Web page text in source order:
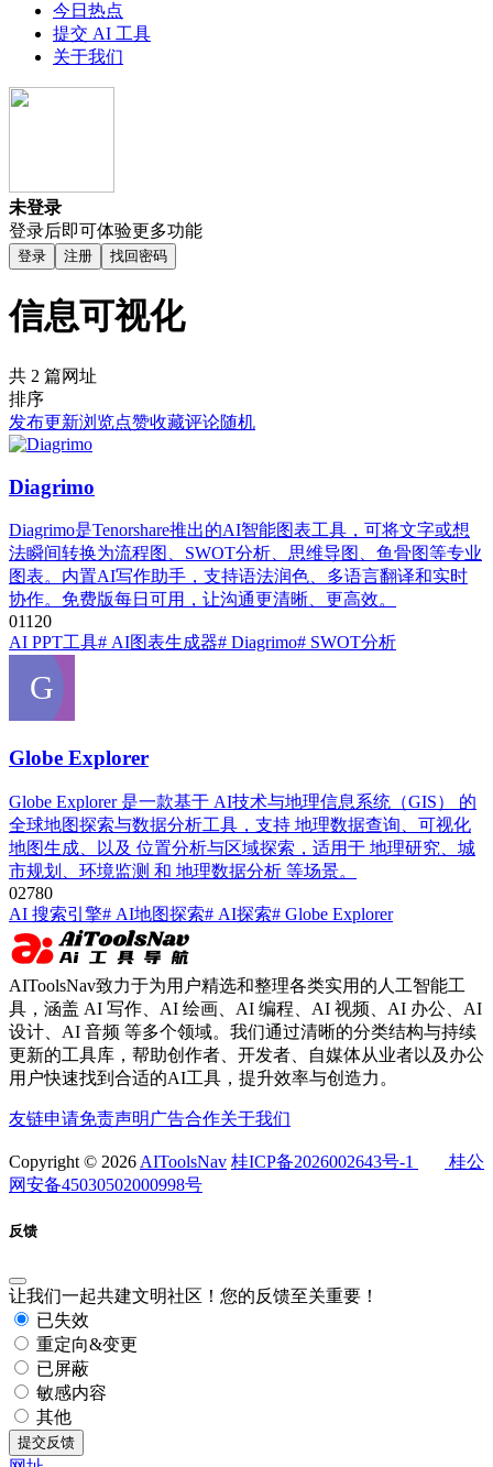
今日热点
提交 AI 工具
关于我们
未登录
登录后即可体验更多功能
登录 注册 找回密码
信息可视化
共 2 篇网址
排序
发布更新浏览点赞收藏评论随机
Diagrimo
Diagrimo是Tenorshare推出的AI智能图表工具，可将文字或想
法瞬间转换为流程图、SWOT分析、思维导图、鱼骨图等专业
图表。内置AI写作助手，支持语法润色、多语言翻译和实时
协作。免费版每日可用，让沟通更清晰、更高效。
01120
AI PPT工具# AI图表生成器# Diagrimo# SWOT分析
Globe Explorer
Globe Explorer 是一款基于 AI技术与地理信息系统（GIS） 的
全球地图探索与数据分析工具，支持 地理数据查询、可视化
地图生成、以及 位置分析与区域探索，适用于 地理研究、城
市规划、环境监测 和 地理数据分析 等场景。
02780
AI 搜索引擎# AI地图探索# AI探索# Globe Explorer
AIToolsNav致力于为用户精选和整理各类实用的人工智能工
具，涵盖 AI 写作、AI 绘画、AI 编程、AI 视频、AI 办公、AI
设计、AI 音频 等多个领域。我们通过清晰的分类结构与持续
更新的工具库，帮助创作者、开发者、自媒体从业者以及办公
用户快速找到合适的AI工具，提升效率与创造力。
友链申请免责声明 广告合作关于我们
Copyright © 2026 AIToolsNav 桂ICP备2026002643号-1
桂公
网安备45030502000998号
反馈
让我们一起共建文明社区！您的反馈至关重要！
已失效
重定向&变更
已屏蔽
敏感内容
其他
提交反馈